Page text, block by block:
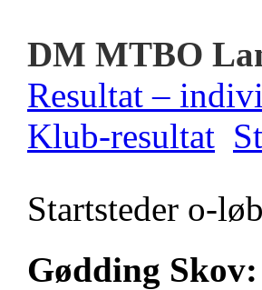
DM MTBO
Resultat –
Klub-resultat
Startsteder o-løb
Gødding Skov: